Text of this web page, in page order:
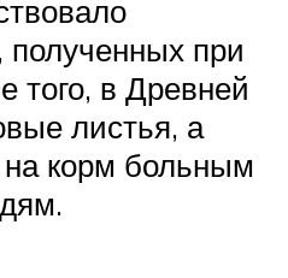
при
того, в Древней
листья, а
корм больным